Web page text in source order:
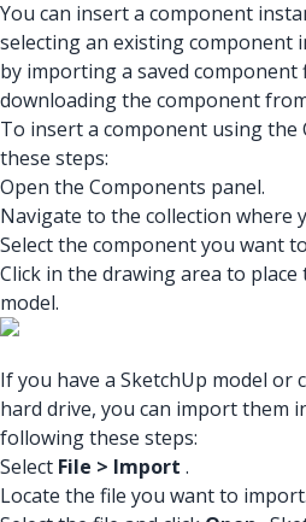
You can insert a component
selecting an existing component
by importing a saved
downloading the component
To insert a component using
these steps:
Open the Components panel.
Navigate to the collection where
Select the component you want
Click in the drawing area to
model.
If you have a SketchUp model or
hard drive, you can import them
following these steps:
Select File > Import .
Locate the file you want to import.